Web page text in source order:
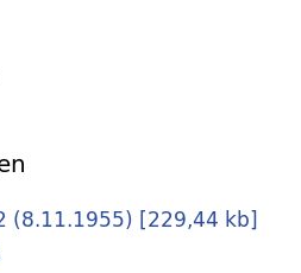
(8.11.1955) [229,44 kb]